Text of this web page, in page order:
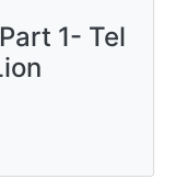
1- Tel